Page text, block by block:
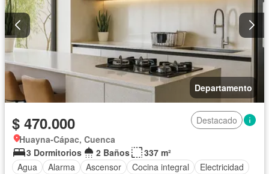
Departamento
$ 470.000
Destacado
Huayna-Cápac, Cuenca
3 Dormitorios
2 Baños
337 m²
Agua
Alarma Ascensor Cocina integral
Electricidad